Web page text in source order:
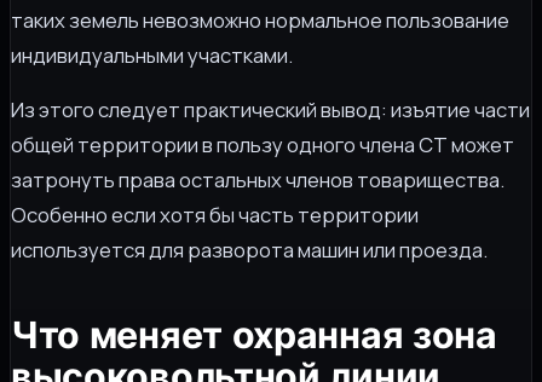
таких земель невозможно нормальное пользование
индивидуальными участками.
Из этого следует практический вывод: изъятие части
общей территории в пользу одного члена СТ может
затронуть права остальных членов товарищества.
Особенно если хотя бы часть территории
используется для разворота машин или проезда.
Что меняет охранная зона